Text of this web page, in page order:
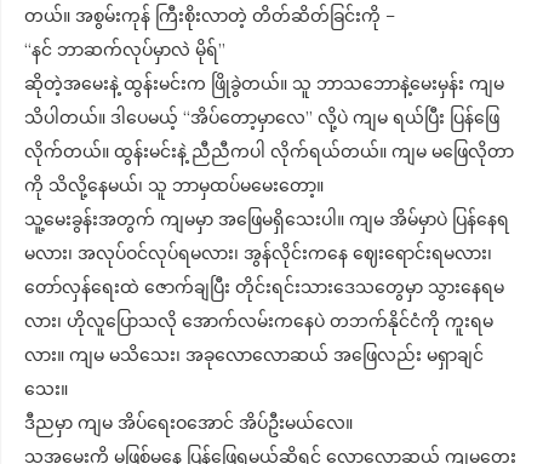
တယ်။ အစွမ်းကုန် ကြီးစိုးလာတဲ့ တိတ်ဆိတ်ခြင်းကို –
“နင် ဘာဆက်လုပ်မှာလဲ မိုရ်”
ဆိုတဲ့အမေးနဲ့ ထွန်းမင်းက ဖြိုခွဲတယ်။ သူ ဘာသဘောနဲ့မေးမှန်း ကျမ
သိပါတယ်။ ဒါပေမယ့် “အိပ်တော့မှာလေ” လို့ပဲ ကျမ ရယ်ပြီး ပြန်ဖြေ
လိုက်တယ်။ ထွန်းမင်းနဲ့ ညီညီကပါ လိုက်ရယ်တယ်။ ကျမ မဖြေလိုတာ
ကို သိလို့နေမယ်၊ သူ ဘာမှထပ်မမေးတော့။
သူ့မေးခွန်းအတွက် ကျမမှာ အဖြေမရှိသေးပါ။ ကျမ အိမ်မှာပဲ ပြန်နေရ
မလား၊ အလုပ်ဝင်လုပ်ရမလား၊ အွန်လိုင်းကနေ ဈေးရောင်းရမလား၊
တော်လှန်ရေးထဲ ဇောက်ချပြီး တိုင်းရင်းသားဒေသတွေမှာ သွားနေရမ
လား၊ ဟိုလူပြောသလို အောက်လမ်းကနေပဲ တဘက်နိုင်ငံကို ကူးရမ
လား။ ကျမ မသိသေး၊ အခုလောလောဆယ် အဖြေလည်း မရှာချင်
သေး။
ဒီညမှာ ကျမ အိပ်ရေးဝအောင် အိပ်ဦးမယ်လေ။
သူ့အမေးကို မဖြစ်မနေ ပြန်ဖြေရမယ်ဆိုရင် လောလောဆယ် ကျမတွေး